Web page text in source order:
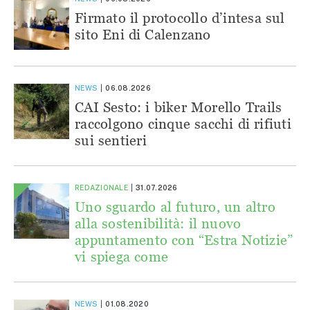
Firmato il protocollo d’intesa sul
sito Eni di Calenzano
NEWS 06.08.2026
CAI Sesto: i biker Morello Trails
raccolgono cinque sacchi di rifiuti
sui sentieri
REDAZIONALE 31.07.2026
Uno sguardo al futuro, un altro
alla sostenibilità: il nuovo
appuntamento con “Estra Notizie”
vi spiega come
NEWS 01.08.2020